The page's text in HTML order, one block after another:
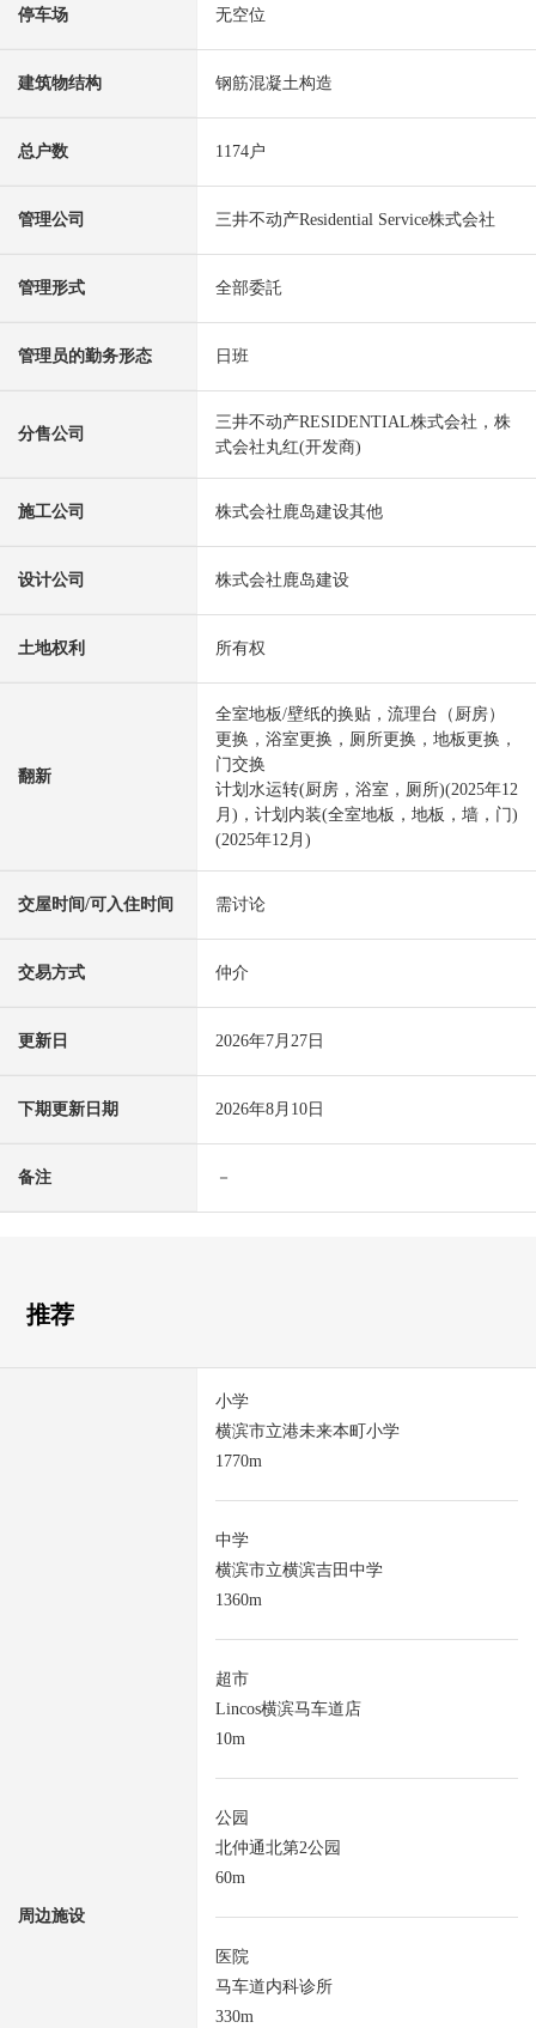
停车场 无空位
建筑物结构 钢筋混凝土构造
总户数 1174户
管理公司 三井不动产Residential Service株式会社
管理形式 全部委託
管理员的勤务形态 日班
分售公司
三井不动产RESIDENTIAL株式会社，株
式会社丸红(开发商)
施工公司 株式会社鹿岛建设其他
设计公司 株式会社鹿岛建设
土地权利 所有权
翻新
全室地板/壁纸的换贴，流理台（厨房）
更换，浴室更换，厕所更换，地板更换，
门交换
计划水运转(厨房，浴室，厕所)(2025年12
月)，计划内装(全室地板，地板，墙，门)
(2025年12月)
交屋时间/可入住时间 需讨论
交易方式 仲介
更新日 2026年7月27日
下期更新日期 2026年8月10日
备注 －
推荐
周边施设
小学
横滨市立港未来本町小学
1770m
中学
横滨市立横滨吉田中学
1360m
超市
Lincos横滨马车道店
10m
公园
北仲通北第2公园
60m
医院
马车道内科诊所
330m